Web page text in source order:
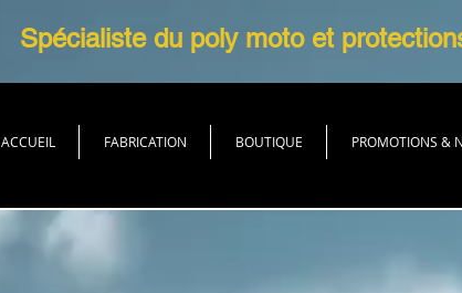
Spécialiste du poly moto et
ACCUEIL FABRICATION BOUTIQUE PROMOTIONS &